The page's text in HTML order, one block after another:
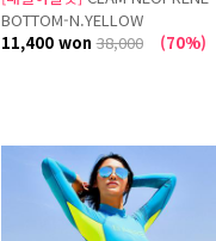
BOTTOM-N.YELLOW
11,400 won38,000 (70%)